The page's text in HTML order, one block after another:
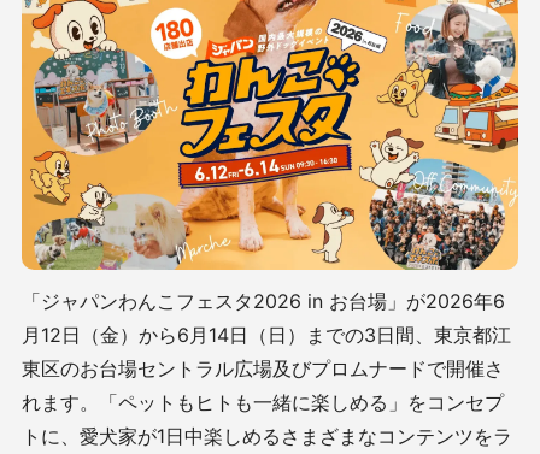
「ジャパンわんこフェスタ2026 in お台場」が2026年6
月12日（金）から6月14日（日）までの3日間、東京都江
東区のお台場セントラル広場及びプロムナードで開催さ
れます。
「ペットもヒトも一緒に楽しめる」をコンセプ
トに、愛犬家が1日中楽しめるさまざまなコンテンツをラ